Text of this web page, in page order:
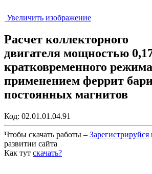
Увеличить изображение
Расчет коллекторного
двигателя мощностью
кратковременного
применением феррит
постоянных магнитов
Код: 02.01.01.04.91
Чтобы скачать работы – Зарегистрируйся
развитии сайта
Как тут скачать?